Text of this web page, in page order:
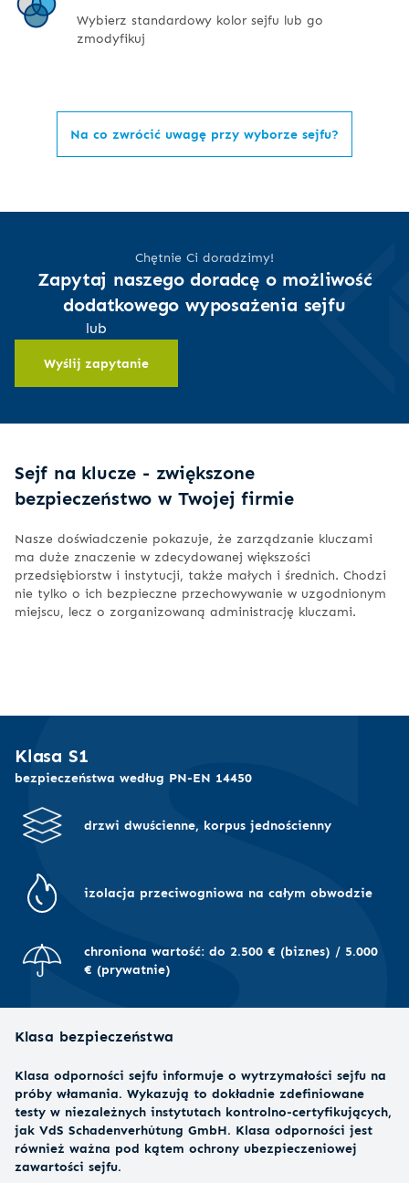
Wybierz standardowy kolor sejfu lub go
zmodyfikuj
Na co zwrócić uwagę przy wyborze sejfu?
Chętnie Ci doradzimy!
Zapytaj naszego doradcę o możliwość
dodatkowego wyposażenia sejfu
lub
Wyślij zapytanie
Sejf na klucze - zwiększone
bezpieczeństwo w Twojej firmie
Nasze doświadczenie pokazuje, że zarządzanie kluczami
ma duże znaczenie w zdecydowanej większości
przedsiębiorstw i instytucji, także małych i średnich. Chodzi
nie tylko o ich bezpieczne przechowywanie w uzgodnionym
miejscu, lecz o zorganizowaną administrację kluczami.
Klasa S1
bezpieczeństwa według PN-EN 14450
drzwi dwuścienne, korpus jednościenny
izolacja przeciwogniowa na całym obwodzie
chroniona wartość: do 2.500 € (biznes) / 5.000
€ (prywatnie)
Klasa bezpieczeństwa
Klasa odporności sejfu informuje o wytrzymałości sejfu na
próby włamania. Wykazują to dokładnie zdefiniowane
testy w niezależnych instytutach kontrolno-certyfikujących,
jak VdS Schadenverhütung GmbH. Klasa odporności jest
również ważna pod kątem ochrony ubezpieczeniowej
zawartości sejfu.